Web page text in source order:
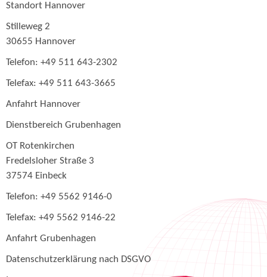
Standort Hannover
Stilleweg 2
30655 Hannover
Telefon: +49 511 643-2302
Telefax: +49 511 643-3665
Anfahrt Hannover
Dienstbereich Grubenhagen
OT Rotenkirchen
Fredelsloher Straße 3
37574 Einbeck
Telefon: +49 5562 9146-0
Telefax: +49 5562 9146-22
Anfahrt Grubenhagen
Datenschutzerklärung nach DSGVO